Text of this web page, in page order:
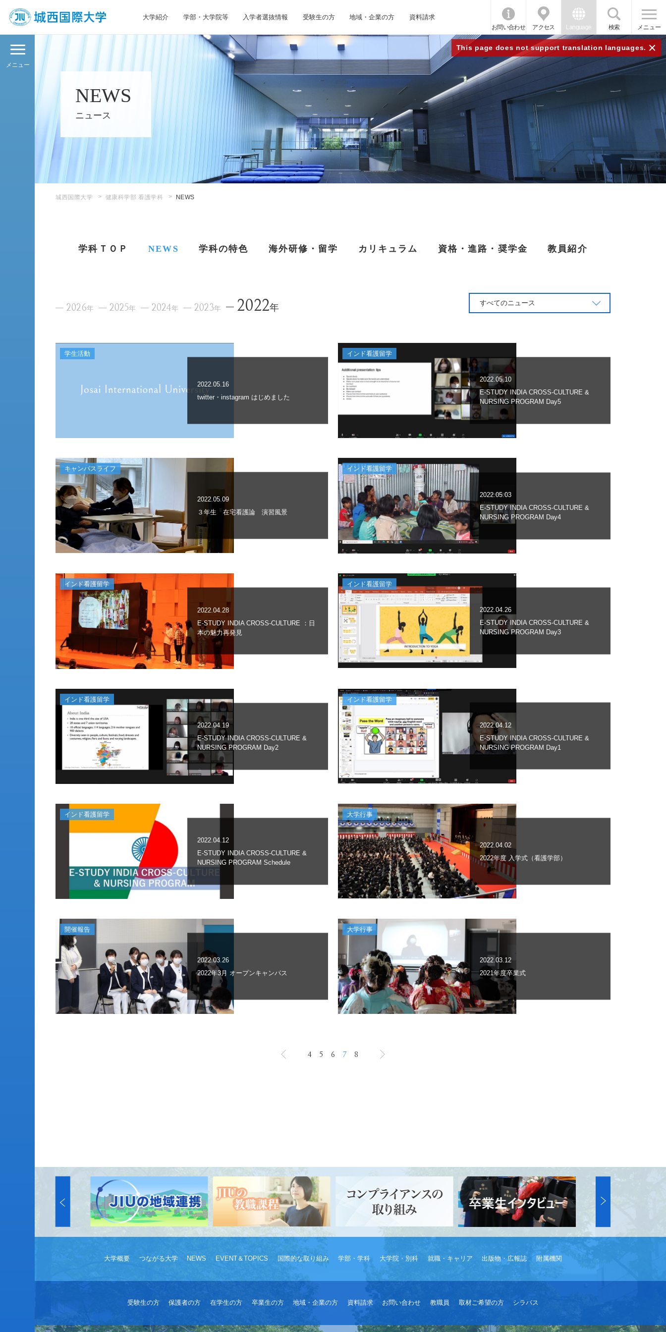
大学紹介 学部・大学院等 入学者選抜情報 受験生の方 地域・企業の方 資料請求
お問い合わせ アクセス Language 検索 メニュー
This page does not support translation languages. ×
メニュー
NEWS
ニュース
城西国際大学 健康科学部 看護学科 NEWS
学科ＴＯＰ NEWS 学科の特色 海外研修・留学 カリキュラム 資格・進路・奨学金 教員紹介
2026年 2025年 2024年 2023年 2022年 すべてのニュース
学生活動
2022.05.16
twitter・instagram はじめました
インド看護留学
2022.05.10
E-STUDY INDIA CROSS-CULTURE &
NURSING PROGRAM Day5
キャンパスライフ
2022.05.09
３年生 在宅看護論 演習風景
インド看護留学
2022.05.03
E-STUDY INDIA CROSS-CULTURE &
NURSING PROGRAM Day4
インド看護留学
2022.04.28
E-STUDY INDIA CROSS-CULTURE ：日
本の魅力再発見
インド看護留学
2022.04.26
E-STUDY INDIA CROSS-CULTURE &
NURSING PROGRAM Day3
インド看護留学
2022.04.19
E-STUDY INDIA CROSS-CULTURE &
NURSING PROGRAM Day2
インド看護留学
2022.04.12
E-STUDY INDIA CROSS-CULTURE &
NURSING PROGRAM Day1
インド看護留学
2022.04.12
E-STUDY INDIA CROSS-CULTURE &
NURSING PROGRAM Schedule
大学行事
2022.04.02
2022年度 入学式（看護学部）
開催報告
2022.03.26
2022年3月 オープンキャンパス
大学行事
2022.03.12
2021年度卒業式
4 5 6 7 8
大学概要 つながる大学 NEWS EVENT＆TOPICS 国際的な取り組み 学部・学科 大学院・別科 就職・キャリア 出版物・広報誌 附属機関
受験生の方 保護者の方 在学生の方 卒業生の方 地域・企業の方 資料請求 お問い合わせ 教職員 取材ご希望の方 シラバス